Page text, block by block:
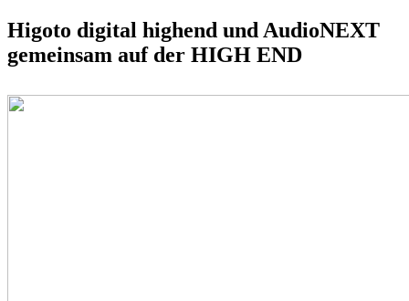
Higoto digital highend und AudioNEXT
gemeinsam auf der HIGH END